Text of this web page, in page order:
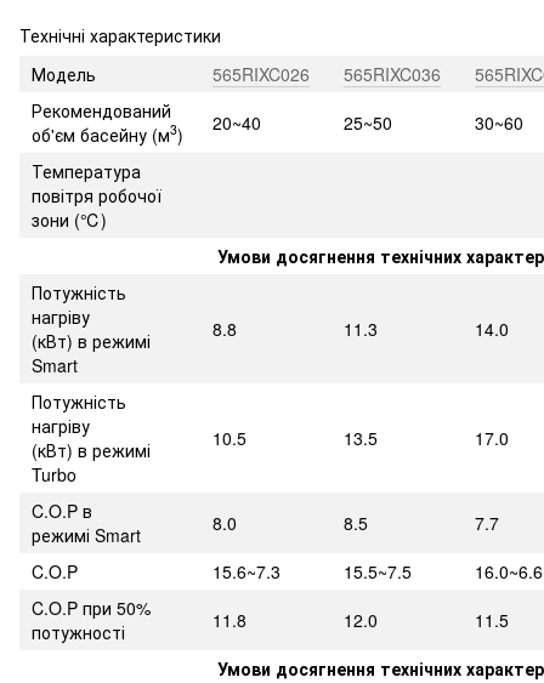
Технічні характеристики
Модель
565RIXC026 565RIXC036
Рекомендований
об'єм басейну (м3) 20~40 25~50
30~60
Температура
повітря робочої
зони (℃)
Умови досягнення технічних
Потужність
нагріву
(кВт) в режимі
Smart
8.8 11.3 14.0
Потужність
нагріву
(кВт) в режимі
Turbo
10.5 13.5 17.0
C.O.P в
режимі Smart
8.0 8.5
7.7
C.O.P
15.6~7.3 15.5~7.5
16.0~6.6
C.O.P при 50%
потужності
11.8 12.0
11.5
Умови досягнення технічних